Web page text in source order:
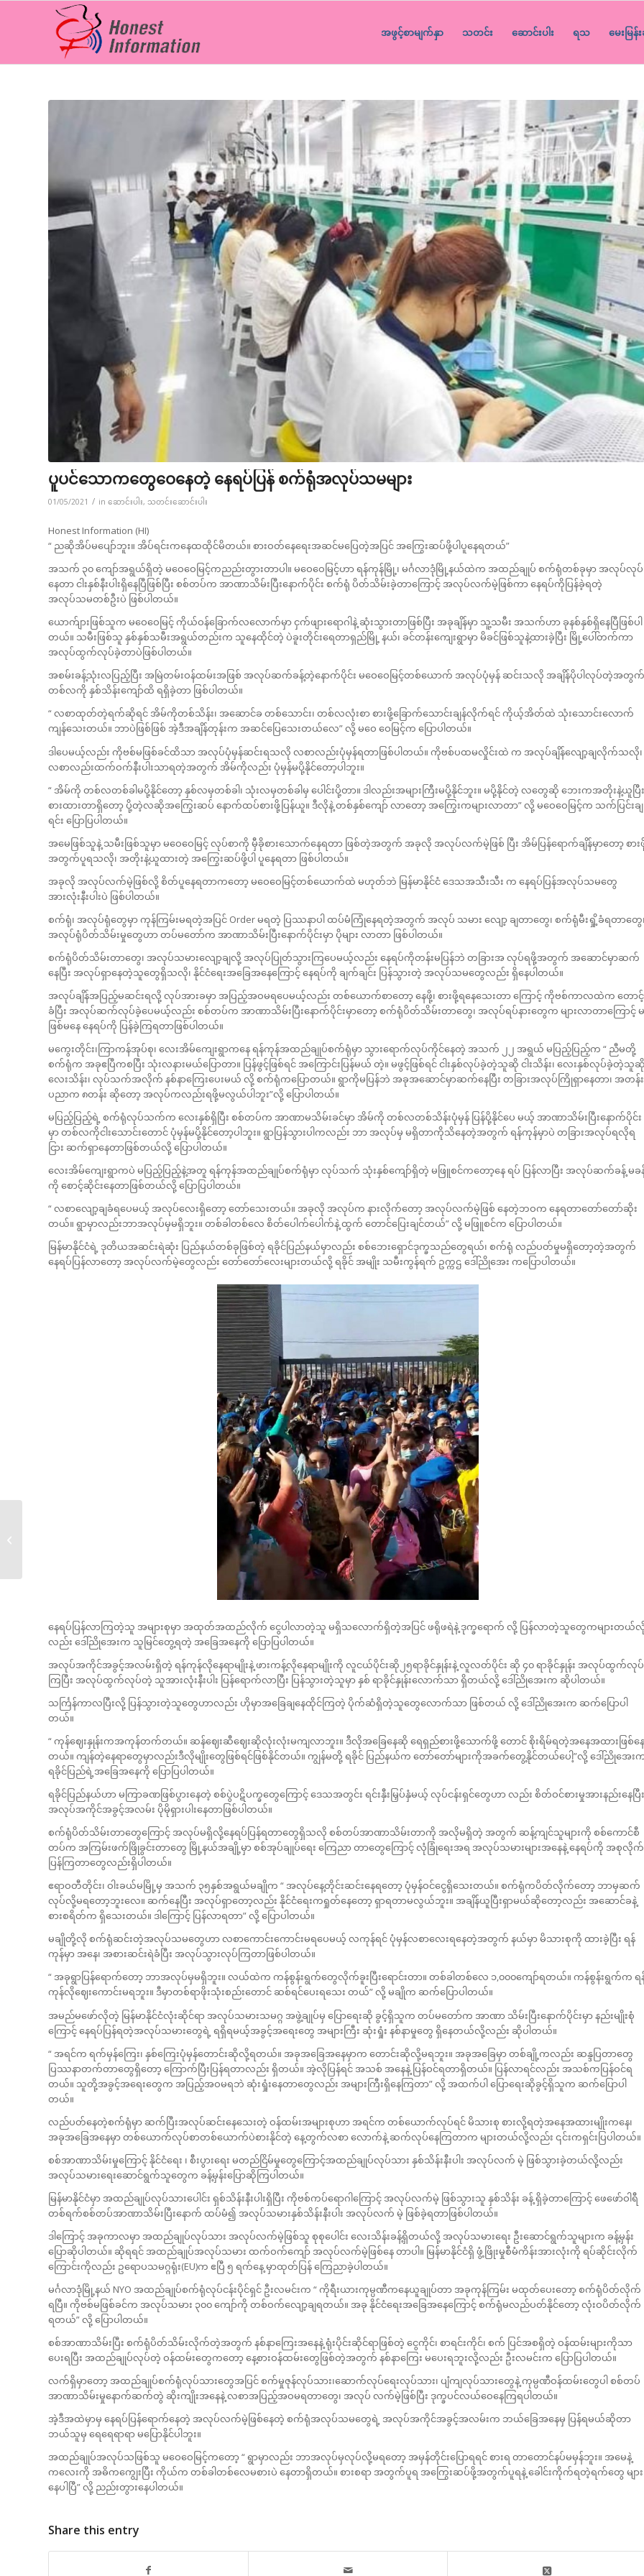
အဖွင့်စာမျက်နှာ သတင်း ဆောင်းပါး ရသ မေးမြန်
ပူပင်သောကတွေဝေနေတဲ့ နေရပ်ပြန် စက်ရုံအလုပ်သမများ
01/05/2021 / in ဆောင်းပါး, သတင်းဆောင်းပါး
Honest Information (HI)
“ ညဆိုအိပ်မပျော်ဘူး။ အိပ်ရင်းကနေထထိုင်မိတယ်။ စားဝတ်နေရေးအဆင်မပြေတဲ့အပြင် အကြွေးဆပ်ဖို့ပါပူနေရတယ်”
အသက် ၃၀ ကျော်အရွယ်ရှိတဲ့ မဝေဝေမြင့်ကညည်းတွားတာပါ။ မဝေဝေမြင့်ဟာ ရန်ကုန်မြို့၊ မင်္ဂလာဒုံမြို့နယ်ထဲက အထည်ချုပ် စက်ရုံတစ်ခုမှာ အလုပ်လုပ်
နေတာ ငါးနှစ်နီးပါးရှိနေပြီဖြစ်ပြီး စစ်တပ်က အာဏာသိမ်းပြီးနောက်ပိုင်း စက်ရုံ ပိတ်သိမ်းခဲ့တာကြောင့် အလုပ်လက်မဲ့ဖြစ်ကာ နေရပ်ကိုပြန်ခဲ့ရတဲ့
အလုပ်သမတစ်ဦးပဲ ဖြစ်ပါတယ်။
ယောက်ျားဖြစ်သူက မဝေဝေမြင့် ကိုယ်ဝန်ခြောက်လလောက်မှာ ငှက်ဖျားရောဂါနဲ့ ဆုံးသွားတာဖြစ်ပြီး အခုချိန်မှာ သူ့သမီး အသက်ဟာ ခုနစ်နှစ်ရှိနေပြီဖြစ်ပါ
တယ်။ သမီးဖြစ်သူ နှစ်နှစ်သမီးအရွယ်တည်းက သူနေထိုင်တဲ့ ပဲခူးတိုင်းရေတာရှည်မြို့ နယ်၊ ခင်တန်းကျေးရွာမှာ မိခင်ဖြစ်သူနဲ့ထားခဲ့ပြီး မြို့ပေါ်တက်ကာ
အလုပ်ထွက်လုပ်ခဲ့တာပဲဖြစ်ပါတယ်။
အစမ်းခန့်သုံးလပြည့်ပြီး အမြဲတမ်းဝန်ထမ်းအဖြစ် အလုပ်ဆက်ခန့်တဲ့နောက်ပိုင်း မဝေဝေမြင့်တစ်ယောက် အလုပ်ပုံမှန် ဆင်းသလို အချိန်ပိုပါလုပ်တဲ့အတွက်
တစ်လကို နှစ်သိန်းကျော်ထိ ရရှိခဲ့တာ ဖြစ်ပါတယ်။
“ လစာထုတ်တဲ့ရက်ဆိုရင် အိမ်ကိုတစ်သိန်း၊ အဆောင်ခ တစ်သောင်း၊ တစ်လလုံးစာ စားဖို့ခြောက်သောင်းချန်လိုက်ရင် ကိုယ့်အိတ်ထဲ သုံးသောင်းလောက်
ကျန်သေးတယ်။ ဘာပဲဖြစ်ဖြစ် အဲ့ဒီအချိန်တုန်းက အဆင်ပြေသေးတယ်လေ” လို့ မဝေ ဝေမြင့်က ပြောပါတယ်။
ဒါပေမယ့်လည်း ကိုဗစ်မဖြစ်ခင်ထိသာ အလုပ်ပုံမှန်ဆင်းရသလို လစာလည်းပုံမှန်ရတာဖြစ်ပါတယ်။ ကိုဗစ်ပထမလှိုင်းထဲ က အလုပ်ချိန်လျော့ချလိုက်သလို၊
လစာလည်းထက်ဝက်နီးပါးသာရတဲ့အတွက် အိမ်ကိုလည်း ပုံမှန်မပို့နိုင်တော့ပါဘူး။
“ အိမ်ကို တစ်လတစ်ခါမပို့နိုင်တော့ နှစ်လမှတစ်ခါ၊ သုံးလမှတစ်ခါမှ ပေါင်းပို့တာ။ ဒါလည်းအများကြီးမပို့နိုင်ဘူး။ မပို့နိုင်တဲ့ လတွေဆို ဘေးကအတိုးနဲ့ယူပြီး
စားထားတာရှိတော့ ပို့တဲ့လဆိုအကြွေးဆပ် နောက်ထပ်စားဖို့ပြန်ယူ။ ဒီလိုနဲ့ တစ်နှစ်ကျော် လာတော့ အကြွေးကများလာတာ” လို့ မဝေဝေမြင့်က သက်ပြင်းချ
ရင်း ပြောပြပါတယ်။
အမေဖြစ်သူနဲ့ သမီးဖြစ်သူမှာ မဝေဝေမြင့် လုပ်စာကို မှီခိုစားသောက်နေရတာ ဖြစ်တဲ့အတွက် အခုလို အလုပ်လက်မဲ့ဖြစ် ပြီး အိမ်ပြန်ရောက်ချိန်မှာတော့ စား
အတွက်ပူရသလို၊ အတိုးနဲ့ယူထားတဲ့ အကြွေးဆပ်ဖို့ပါ ပူနေရတာ ဖြစ်ပါတယ်။
အခုလို အလုပ်လက်မဲ့ဖြစ်လို့ စိတ်ပူနေရတာကတော့ မဝေဝေမြင့်တစ်ယောက်ထဲ မဟုတ်ဘဲ မြန်မာနိုင်ငံ ဒေသအသီးသီး က နေရပ်ပြန်အလုပ်သမတွေ
အားလုံးနီးပါးပဲ ဖြစ်ပါတယ်။
စက်ရုံ၊ အလုပ်ရုံတွေမှာ ကုန်ကြမ်းမရတဲ့အပြင် Order မရတဲ့ ပြဿနာပါ ထပ်မံကြုံနေရတဲ့အတွက် အလုပ် သမား လျော့ ချတာတွေ၊ စက်ရုံမီးရှို့ခံရတာတွေ၊
အလုပ်ရုံပိတ်သိမ်းမှုတွေဟာ တပ်မတော်က အာဏာသိမ်းပြီးနောက်ပိုင်းမှာ ပိုများ လာတာ ဖြစ်ပါတယ်။
စက်ရုံပိတ်သိမ်းတာတွေ၊ အလုပ်သမားလျော့ချလို့ အလုပ်ပြုတ်သွားကြပေမယ့်လည်း နေရပ်ကိုတန်းမပြန်ဘဲ တခြားအ လုပ်ရဖို့အတွက် အဆောင်မှာဆက်
နေပြီး အလုပ်ရှာနေတဲ့သူတွေရှိသလို၊ နိုင်ငံရေးအခြေအနေကြောင့် နေရပ်ကို ချက်ချင်း ပြန်သွားတဲ့ အလုပ်သမတွေလည်း ရှိနေပါတယ်။
အလုပ်ချိန်အပြည့်မဆင်းရလို့ လုပ်အားခမှာ အပြည့်အဝမရပေမယ့်လည်း တစ်ယောက်စာတော့ နေဖို့၊ စားဖို့ရနေသေးတာ ကြောင့် ကိုဗစ်ကာလထဲက တောင့်
ခံပြီး အလုပ်ဆက်လုပ်ခဲ့ပေမယ့်လည်း စစ်တပ်က အာဏာသိမ်းပြီးနောက်ပိုင်းမှာတော့ စက်ရုံပိတ်သိမ်းတာတွေ၊ အလုပ်ရပ်နားတွေက များလာတာကြောင့် မ
ဖြစ်မနေ နေရပ်ကို ပြန်ခဲ့ကြရတာဖြစ်ပါတယ်။
မကွေးတိုင်း၊ကြာကန်အုပ်စု၊ လေးအိမ်ကျေးရွာကနေ ရန်ကုန်အထည်ချုပ်စက်ရုံမှာ သွားရောက်လုပ်ကိုင်နေတဲ့ အသက် ၂၂ အရွယ် မပြည့်ပြည့်က “ ညီမတို့
စက်ရုံက အခုဧပြီကစပြီး သုံးလနားမယ်ပြောတာ။ ပြန်ဖွင့်ဖြစ်ရင် အကြောင်းပြန်မယ် တဲ့။ မဖွင့်ဖြစ်ရင် ငါးနှစ်လုပ်ခဲ့တဲ့သူဆို ငါးသိန်း၊ လေးနှစ်လုပ်ခဲ့တဲ့သူဆို
လေးသိန်း၊ လုပ်သက်အလိုက် နစ်နာကြေးပေးမယ် လို့ စက်ရုံကပြောတယ်။ ရွာကိုမပြန်ဘဲ အခုအဆောင်မှာဆက်နေပြီး တခြားအလုပ်ကြိုရှာနေတာ၊ အတန်း
ပညာက ၈တန်း ဆိုတော့ အလုပ်ကလည်းရဖို့မလွယ်ပါဘူး”လို့ ပြောပါတယ်။
မပြည့်ပြည့်ရဲ့ စက်ရုံလုပ်သက်က လေးနှစ်ရှိပြီး စစ်တပ်က အာဏာမသိမ်းခင်မှာ အိမ်ကို တစ်လတစ်သိန်းပုံမှန် ပြန်ပို့နိုင်ပေ မယ့် အာဏာသိမ်းပြီးနောက်ပိုင်း
မှာ တစ်လကိုငါးသောင်းတောင် ပုံမှန်မပို့နိုင်တော့ပါဘူး။ ရွာပြန်သွားပါကလည်း ဘာ အလုပ်မှ မရှိတာကိုသိနေတဲ့အတွက် ရန်ကုန်မှာပဲ တခြားအလုပ်ရလိုရ
ငြား ဆက်ရှာနေတာဖြစ်တယ်လို့ ပြောပါတယ်။
လေးအိမ်ကျေးရွာကပဲ မပြည့်ပြည့်နဲ့အတူ ရန်ကုန်အထည်ချုပ်စက်ရုံမှာ လုပ်သက် သုံးနှစ်ကျော်ရှိတဲ့ မဖြူစင်ကတော့နေ ရပ် ပြန်လာပြီး အလုပ်ဆက်ခန့် မခ
ကို စောင့်ဆိုင်းနေတာဖြစ်တယ်လို့ ပြောပြပါတယ်။
“ လစာလျော့ချခံရပေမယ့် အလုပ်လေးရှိတော့ တော်သေးတယ်။ အခုလို အလုပ်က နားလိုက်တော့ အလုပ်လက်မဲ့ဖြစ် နေတဲ့ဘဝက နေရတာတော်တော်ဆိုး
တယ်။ ရွာမှာလည်းဘာအလုပ်မှမရှိဘူး။ တစ်ခါတစ်လေ စိတ်ပေါက်ပေါက်နဲ့ ထွက် တောင်ပြေးချင်တယ်” လို့ မဖြူစင်က ပြောပါတယ်။
မြန်မာနိုင်ငံရဲ့ ဒုတိယအဆင်းရဲဆုံး ပြည်နယ်တစ်ခုဖြစ်တဲ့ ရခိုင်ပြည်နယ်မှာလည်း စစ်ဘေးရှောင်ဒုက္ခသည်တွေရယ်၊ စက်ရုံ လည်ပတ်မှုမရှိတော့တဲ့အတွက်
နေရပ်ပြန်လာတော့ အလုပ်လက်မဲ့တွေလည်း တော်တော်လေးများတယ်လို့ ရခိုင် အမျိုး သမီးကွန်ရက် ဥက္ကဌ ဒေါ်ညိုအေး ကပြောပါတယ်။
နေရပ်ပြန်လာကြတဲ့သူ အများစုမှာ အထုတ်အထည်လိုက် ငွေပါလာတဲ့သူ မရှိသလောက်ရှိတဲ့အပြင် ဖရိုဖရဲနဲ့ ဒုက္ခရောက် လို့ ပြန်လာတဲ့သူတွေကများတယ်
လည်း ဒေါ်ညိုအေးက သူမြင်တွေ့ရတဲ့ အခြေအနေကို ပြောပြပါတယ်။
အလုပ်အကိုင်အခွင့်အလမ်းရှိတဲ့ ရန်ကုန်လိုနေရာမျိုးနဲ့ ဖားကန့်လိုနေရာမျိုးကို လူငယ်ပိုင်းဆို၂၅ရာခိုင်နှုန်းနဲ့ လူလတ်ပိုင်း ဆို ၄၀ ရာခိုင်နှုန်း အလုပ်ထွက်လုပ်
ကြပြီး အလုပ်ထွက်လုပ်တဲ့ သူအားလုံးနီးပါး ပြန်ရောက်လာပြီး ပြန်သွားတဲ့သူမှာ နှစ် ရာခိုင်နှုန်းလောက်သာ ရှိတယ်လို့ ဒေါ်ညိုအေးက ဆိုပါတယ်။
သင်္ကြန်ကာလပြီးလို့ ပြန်သွားတဲ့သူတွေဟာလည်း ဟိုမှာအခြေချနေထိုင်ကြတဲ့ ပိုက်ဆံရှိတဲ့သူတွေလောက်သာ ဖြစ်တယ် လို့ ဒေါ်ညိုအေးက ဆက်ပြောပါ
တယ်။
“ ကုန်ဈေးနှုန်းကအကုန်တက်တယ်။ ဆန်ဈေးဆီဈေးဆိုလုံးလုံးမကျလာဘူး။ ဒီလိုအခြေနေဆို ရေရှည်စားဖို့သောက်ဖို့ တောင် စိုးရိမ်ရတဲ့အနေအထားဖြစ်နေ
တယ်။ ကျန်တဲ့နေရာတွေမှာလည်းဒီလိုမျိုးတွေဖြစ်ရင်ဖြစ်နိုင်တယ်။ ကျွန်မတို့ ရခိုင် ပြည်နယ်က တော်တော်များကိုအခက်တွေ့နိုင်တယ်ပေါ့”လို့ ဒေါ်ညိုအေး
ရခိုင်ပြည်ရဲ့အခြေအနေကို ပြောပြပါတယ်။
ရခိုင်ပြည်နယ်ဟာ မကြာခဏဖြစ်ပွားနေတဲ့ စစ်ပွဲပဋိပက္ခတွေကြောင့် ဒေသအတွင်း ရင်းနှီးမြှပ်နှံမယ့် လုပ်ငန်းရှင်တွေဟာ လည်း စိတ်ဝင်စားမှုအားနည်းနေပြီး
အလုပ်အကိုင်အခွင့်အလမ်း ပိုမိုရှားပါးနေတာဖြစ်ပါတယ်။
စက်ရုံပိတ်သိမ်းတာတွေကြောင့် အလုပ်မရှိလို့နေရပ်ပြန်ရတာတွေရှိသလို စစ်တပ်အာဏာသိမ်းတာကို အလိုမရှိတဲ့ အတွက် ဆန့်ကျင်သူများကို စစ်ကောင်စီ
တပ်က အကြမ်းဖက်ဖြိုခွင်းတာတွေ မြို့နယ်အချို့မှာ စစ်အုပ်ချုပ်ရေး ကြေညာ တာတွေကြောင့် လုံခြုံရေးအရ အလုပ်သမားများအနေနဲ့ နေရပ်ကို အစုလိုက်
ပြန်ကြတာတွေလည်းရှိပါတယ်။
ဧရာဝတီတိုင်း၊ ဝါးခယ်မမြို့မှ အသက် ၃၅နှစ်အရွယ်မချိုက “ အလုပ်နေ့တိုင်းဆင်းနေရတော့ ပုံမှန်ဝင်ငွေရှိသေးတယ်။ စက်ရုံကပိတ်လိုက်တော့ ဘာမှဆက်
လုပ်လို့မရတော့ဘူးလေ။ ဆက်နေပြီး အလုပ်ရှာတော့လည်း နိုင်ငံရေးကရှုတ်နေတော့ ရှာရတာမလွယ်ဘူး။ အချိန်ယူပြီးရှာမယ်ဆိုတော့လည်း အဆောင်ခနဲ့
စားစရိတ်က ရှိသေးတယ်။ ဒါကြောင့် ပြန်လာရတာ” လို့ ပြောပါတယ်။
မချိုတို့လို စက်ရုံဆင်းတဲ့အလုပ်သမတွေဟာ လစာကောင်းကောင်းမရပေမယ့် လကုန်ရင် ပုံမှန်လစာလေးရနေတဲ့အတွက် နယ်မှာ မိသားစုကို ထားခဲ့ပြီး ရန်
ကုန်မှာ အနေ၊ အစားဆင်းရဲခံပြီး အလုပ်သွားလုပ်ကြတာဖြစ်ပါတယ်။
“ အခုရွာပြန်ရောက်တော့ ဘာအလုပ်မှမရှိဘူး။ လယ်ထဲက ကန်စွန်းရွက်တွေလိုက်ခူးပြီးရောင်းတာ။ တစ်ခါတစ်လေ ၁,၀၀၀ကျော်ရတယ်။ ကန်စွန်းရွက်က ရ
ကုန်လိုဈေးကောင်းမရဘူး။ ဒီမှာတစ်ရာဖိုးသုံးစည်းတောင် ဆစ်ရင်ပေးရသေး တယ်” လို့ မချိုက ဆက်ပြောပါတယ်။
အမည်မဖော်လိုတဲ့ မြန်မာနိုင်ငံလုံးဆိုင်ရာ အလုပ်သမားသမဂ္ဂ အဖွဲ့ချုပ်မှ ပြောရေးဆို ခွင့်ရှိသူက တပ်မတော်က အာဏာ သိမ်းပြီးနောက်ပိုင်းမှာ နည်းမျိုးစုံ
ကြောင့် နေရပ်ပြန်ရတဲ့အလုပ်သမားတွေရဲ့ ရရှိရမယ့်အခွင့်အရေးတွေ အများကြီး ဆုံးရှုံး နစ်နာမှုတွေ ရှိနေတယ်လို့လည်း ဆိုပါတယ်။
“ အရင်က ရက်မှန်ကြေး၊ နှစ်ကြေးပုံမှန်တောင်းဆိုလို့ရတယ်။ အခုအခြေအနေမှာက တောင်းဆိုလို့မရဘူး။ အခုအခြေမှာ တစ်ချို့ကလည်း ဆန္ဒပြတာတွေ
ပြဿနာတက်တာတွေရှိတော့ ကြောက်ပြီးပြန်ရတာလည်း ရှိတယ်။ အဲ့လိုပြန်ရင် အသစ် အနေနဲ့ ပြန်ဝင်ရတာရှိတယ်။ ပြန်လာရင်လည်း အသစ်ကပြန်ဝင်ရ
တယ်။ သူတို့အခွင့်အရေးတွေက အပြည့်အဝမရဘဲ ဆုံးရှုံးနေတာတွေလည်း အများကြီးရှိနေကြတာ” လို့ အထက်ပါ ပြောရေးဆိုခွင့်ရှိသူက ဆက်ပြောပါ
တယ်။
လည်ပတ်နေတဲ့စက်ရုံမှာ ဆက်ပြီးအလုပ်ဆင်းနေသေးတဲ့ ဝန်ထမ်းအများစုဟာ အရင်က တစ်ယောက်လုပ်ရင် မိသားစု စားလို့ရတဲ့အနေအထားမျိုးကနေ၊
အခုအခြေအနေမှာ တစ်ယောက်လုပ်စာတစ်ယောက်ပဲစားနိုင်တဲ့ နေ့တွက်လစာ လောက်နဲ့ ဆက်လုပ်နေကြတာက များတယ်လို့လည်း ၎င်းကရှင်းပြပါတယ်။
စစ်အာဏာသိမ်းမှုကြောင့် နိုင်ငံရေး ၊ စီးပွားရေး မတည်ငြိမ်မှုတွေကြောင့်အထည်ချုပ်လုပ်သား နှစ်သိန်းနီးပါး အလုပ်လက် မဲ့ ဖြစ်သွားခဲ့တယ်လို့လည်း
အလုပ်သမားရေးဆောင်ရွက်သူတွေက ခန့်မှန်းပြောဆိုကြပါတယ်။
မြန်မာနိုင်ငံမှာ အထည်ချုပ်လုပ်သားပေါင်း ရှစ်သိန်းနီးပါးရှိပြီး ကိုဗစ်ကပ်ရောဂါကြောင့် အလုပ်လက်မဲ့ ဖြစ်သွားသူ နှစ်သိန်း ခန့် ရှိခဲ့တာကြောင့် ဖေဖော်ဝါရီ
တစ်ရက်စစ်တပ်အာဏာသိမ်းပြီးနောက် ထပ်မံ၍ အလုပ်သမားနှစ်သိန်းနီးပါး အလုပ်လက် မဲ့ ဖြစ်ခဲ့ရတာဖြစ်ပါတယ်။
ဒါကြောင့် အခုကာလမှာ အထည်ချုပ်လုပ်သား အလုပ်လက်မဲ့ဖြစ်သူ စုစုပေါင်း လေးသိန်းခန့်ရှိတယ်လို့ အလုပ်သမားရေး ဦးဆောင်ရွက်သူများက ခန့်မှန်း
ပြောဆိုပါတယ်။ ဆိုရရင် အထည်ချုပ်အလုပ်သမား ထက်ဝက်ကျော် အလုပ်လက်မဲ့ဖြစ်နေ တာပါ။ မြန်မာနိုင်ငံရှိ ဖွံ့ဖြိုးမှုစီမံကိန်းအားလုံးကို ရပ်ဆိုင်းလိုက်
ကြောင်းကိုလည်း ဥရောပသမဂ္ဂရုံး(EU)က ဧပြီ ၅ ရက်နေ့ မှာထုတ်ပြန် ကြေညာခဲ့ပါတယ်။
မင်္ဂလာဒုံမြို့နယ် NYO အထည်ချုပ်စက်ရုံလုပ်ငန်းပိုင်ရှင် ဦးလမင်းက “ ကိုရီးယားကုမ္ပဏီကနေယူချုပ်တာ အခုကုန်ကြမ်း မထုတ်ပေးတော့ စက်ရုံပိတ်လိုက်
ရပြီ။ ကိုဗစ်မဖြစ်ခင်က အလုပ်သမား ၃၀၀ ကျော်ကို တစ်ဝက်လျော့ချရတယ်။ အခု နိုင်ငံရေးအခြေအနေကြောင့် စက်ရုံမလည်ပတ်နိုင်တော့ လုံးဝပိတ်လိုက်
ရတယ်” လို့ ပြောပါတယ်။
စစ်အာဏာသိမ်းပြီး စက်ရုံပိတ်သိမ်းလိုက်တဲ့အတွက် နစ်နာကြေးအနေနဲ့ ရုံးပိုင်းဆိုင်ရာဖြစ်တဲ့ ငွေကိုင်၊ စာရင်းကိုင်၊ စက် ပြင်အစရှိတဲ့ ဝန်ထမ်းများကိုသာ
ပေးရပြီး အထည်ချုပ်လုပ်တဲ့ ဝန်ထမ်းတွေကတော့ နေ့စားဝန်ထမ်းတွေဖြစ်တဲ့အတွက် နစ်နာကြေး မပေးရဘူးလို့လည်း ဦးလမင်းက ပြောပြပါတယ်။
လက်ရှိမှာတော့ အထည်ချုပ်စက်ရုံလုပ်သားတွေအပြင် စက်မှုဇုန်လုပ်သား၊ဆောက်လုပ်ရေးလုပ်သား၊ ပျံကျလုပ်သားတွေနဲ့ ကုမ္ပဏီဝန်ထမ်းတွေပါ စစ်တပ်
အာဏာသိမ်းမှုနောက်ဆက်တွဲ ဆိုးကျိုးအနေနဲ့ လစာအပြည့်အဝမရတာတွေ၊ အလုပ် လက်မဲ့ဖြစ်ပြီး ဒုက္ခပင်လယ်ဝေနေကြရပါတယ်။
အဲ့ဒီအထဲမှာမှ နေရပ်ပြန်ရောက်နေတဲ့ အလုပ်လက်မဲ့ဖြစ်နေတဲ့ စက်ရုံအလုပ်သမတွေရဲ့ အလုပ်အကိုင်အခွင့်အလမ်းက ဘယ်ခြေအနေမှ ပြန်ရမယ်ဆိုတာ
ဘယ်သူမှ ရေရေရာရာ မပြောနိုင်ပါဘူး။
အထည်ချုပ်အလုပ်သဖြစ်သူ မဝေဝေမြင့်ကတော့ “ ရွာမှာလည်း ဘာအလုပ်မှလုပ်လို့မရတော့ အမှန်တိုင်းပြောရရင် စားရ တာတောင်နပ်မမှန်ဘူး။ အမေနဲ့
ကလေးကို အဓိကကျွေးပြီး ကိုယ်က တစ်ခါတစ်လေမစားပဲ နေတာရှိတယ်။ စားစရာ အတွက်ပူရ အကြွေးဆပ်ဖို့အတွက်ပူရနဲ့ ခေါင်းကိုက်ရတဲ့ရက်တွေ များ
နေပါပြီ” လို့ ညည်းတွားနေပါတယ်။
Share this entry